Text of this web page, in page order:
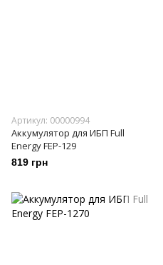
Артикул: 00000994
Аккумулятор для ИБП Full
Energy FEP-129
819 грн